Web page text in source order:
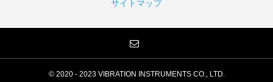
サイトマップ
© 2020 - 2023 VIBRATION INSTRUMENTS CO., LTD.